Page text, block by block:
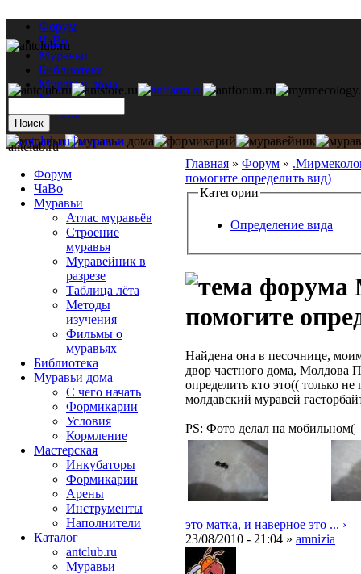
Форум
ЧаВо
Муравьи
Библиотека
Муравьи дома
Мастерская
Каталог
Главная » Форум »
помогите определить вид)
Категории
Определение вида
помогите
Найдена она в песочнице,
двор частного дома, Молдова
определить кто это(( только
молдавский муравей
PS: Фото делал на мобильном(
это матка, и наверное это ... ›
23/08/2010 - 21:04 » amnizia
antclub.ru
Форум
ЧаВо
Муравьи
Атлас муравьёв
Строение
муравья
Муравейник в
разрезе
Таблица лёта
Методы
изучения
Фильмы о
муравьях
Библиотека
Муравьи дома
С чего начать
Формикарии
Условия
Кормление
Мастерская
Инкубаторы
Формикарии
Арены
Инструменты
Наполнители
Каталог
antclub.ru
Муравьи